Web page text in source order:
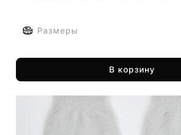
Размеры
В корзину